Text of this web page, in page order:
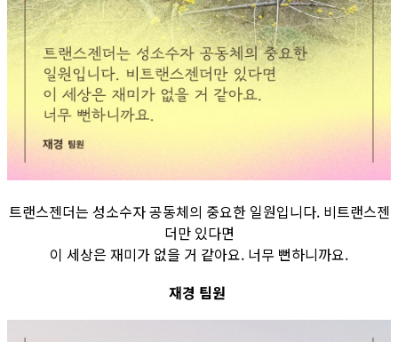
트랜스젠더는 성소수자 공동체의 중요한 일원입니다. 비트랜스젠
더만 있다면
이 세상은 재미가 없을 거 같아요. 너무 뻔하니까요.
재경 팀원